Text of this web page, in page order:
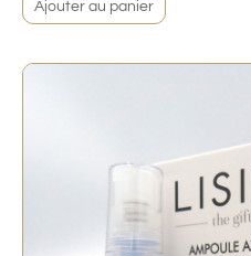
Ajouter au panier